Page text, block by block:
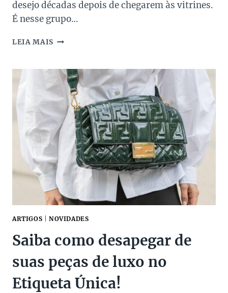
desejo décadas depois de chegarem às vitrines.
É nesse grupo…
LEIA MAIS AS
GRIFES
FAMOSAS
NA
SUPER
SALE
DOS
PAIS
ARTIGOS NOVIDADES
Saiba como desapegar de
suas peças de luxo no
Etiqueta Única!